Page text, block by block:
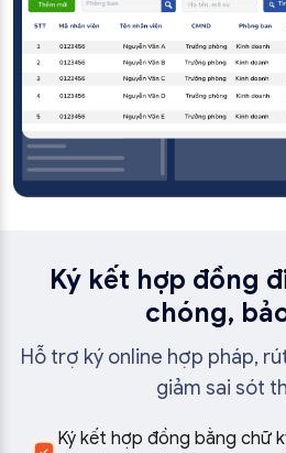
Ký kết hợp đồng
chóng,
Hỗ trợ ký online hợp pháp,
giảm sai sót
Ký kết hợp đồng bằng chữ